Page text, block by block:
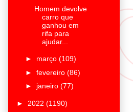
Homem devolve
carro que
ganhou em
rifa para
ajudar...
► março (109)
► fevereiro (86)
► janeiro (77)
► 2022 (1190)